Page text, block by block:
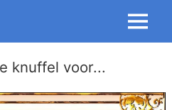
Menu
knuffel voor...